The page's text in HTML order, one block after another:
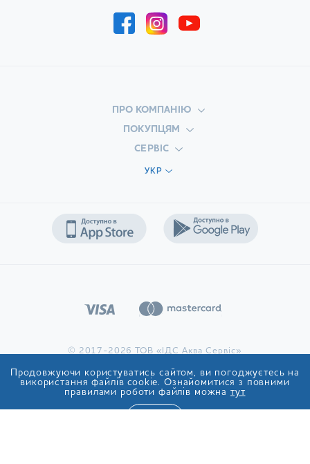
ПРО КОМПАНІЮ
ПОКУПЦЯМ
СЕРВІС
УКР
© 2017-2026 ТОВ «ІДС Аква Сервіс»
Продовжуючи користуватись сайтом, ви погоджуєтесь на
використання файлів cookie. Ознайомитися з повними
правилами роботи файлів можна тут